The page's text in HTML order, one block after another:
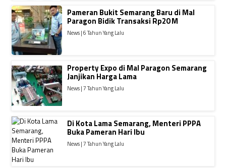
Pameran Bukit Semarang Baru di Mal
Paragon Bidik Transaksi Rp20 M
News | 6 Tahun Yang Lalu
Property Expo di Mal Paragon Semarang
Janjikan Harga Lama
News | 7 Tahun Yang Lalu
Di Kota Lama Semarang, Menteri PPPA
Buka Pameran Hari Ibu
News | 7 Tahun Yang Lalu